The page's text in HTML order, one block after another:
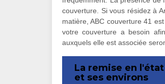
couverture. Si vous résidez à
matière, ABC couverture 41
votre couverture a besoin
auxquels elle est associée
La remise en
et ses environs